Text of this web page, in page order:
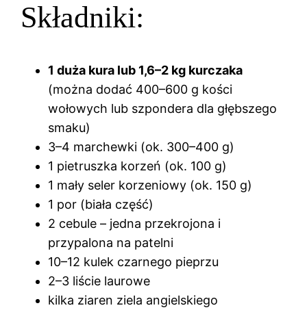
Składniki:
1 duża kura lub 1,6–2 kg kurczaka
(można dodać 400–600 g kości
wołowych lub szpondera dla głębszego
smaku)
3–4 marchewki (ok. 300–400 g)
1 pietruszka korzeń (ok. 100 g)
1 mały seler korzeniowy (ok. 150 g)
1 por (biała część)
2 cebule – jedna przekrojona i
przypalona na patelni
10–12 kulek czarnego pieprzu
2–3 liście laurowe
kilka ziaren ziela angielskiego